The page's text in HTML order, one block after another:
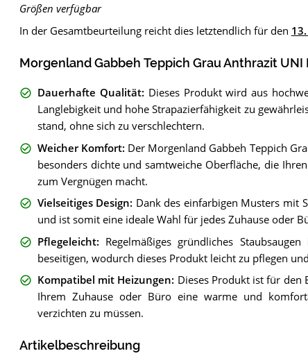
Größen verfügbar
In der Gesamtbeurteilung reicht dies letztendlich für den
Morgenland Gabbeh Teppich Grau Anthrazit
Dauerhafte Qualität: Dieses Produkt wird aus
Langlebigkeit und hohe Strapazierfähigkeit zu
stand, ohne sich zu verschlechtern.
Weicher Komfort: Der Morgenland Gabbeh Teppich
besonders dichte und samtweiche Oberfläche, die
zum Vergnügen macht.
Vielseitiges Design: Dank des einfarbigen Musters mit
und ist somit eine ideale Wahl für jedes Zuhause oder
Pflegeleicht: Regelmäßiges gründliches
beseitigen, wodurch dieses Produkt leicht zu pflegen
Kompatibel mit Heizungen: Dieses Produkt ist für den
Ihrem Zuhause oder Büro eine warme und
verzichten zu müssen.
Artikelbeschreibung